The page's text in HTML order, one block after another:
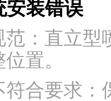
安装错误
：直立型
置。
符合要求：